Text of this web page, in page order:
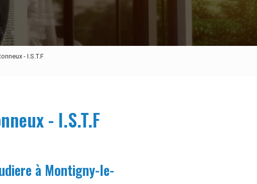
- I.S.T.F
- I.S.T.F
à Montigny-le-